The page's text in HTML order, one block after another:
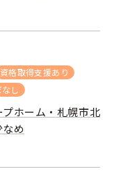
資格取得支援あり
し
ホーム・札幌市北
め